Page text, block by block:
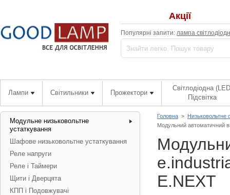
Акції
Популярні запити: лампа
Лампи Світильники Прожектори
Світлодіодна
Підсвітка
Головна > Низьковольтне
Модульний автоматичний
E.NEXT
Модульне низьковольтне
устаткування
Шафове низьковольтне устаткування
Реле напруги
Реле і Таймери
Щити і Дверцята
КПП і Подовжувачі